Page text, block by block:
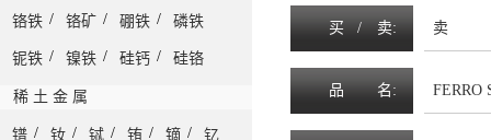
铬铁 / 铬矿 / 硼铁 / 磷铁
铌铁 / 镍铁 / 硅钙 / 硅铬
稀 土 金 属
镨 / 钕 / 铽 / 铕 / 镝 / 钇
买 / 卖: 卖
品 名 : FERRO